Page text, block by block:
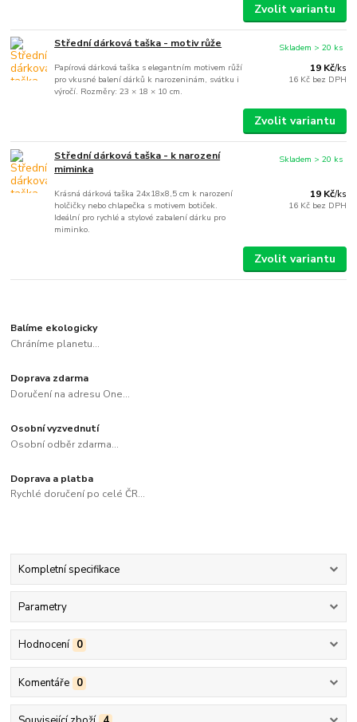
Zvolit variantu
Střední dárková taška - motiv růže
Papírová dárková taška s elegantním motivem růží
pro vkusné balení dárků k narozeninám, svátku i
výročí. Rozměry: 23 × 18 × 10 cm.
19 Kč/ks
16 Kč bez DPH
Skladem > 20 ks
Zvolit variantu
Střední dárková taška - k narození
miminka
Krásná dárková taška 24x18x8,5 cm k narození
holčičky nebo chlapečka s motivem botiček.
Ideální pro rychlé a stylové zabalení dárku pro
miminko.
19 Kč/ks
16 Kč bez DPH
Skladem > 20 ks
Zvolit variantu
Balíme ekologicky
Chráníme planetu...
Doprava zdarma
Doručení na adresu One...
Osobní vyzvednutí
Osobní odběr zdarma...
Doprava a platba
Rychlé doručení po celé ČR...
Kompletní specifikace
Parametry
Hodnocení 0
Komentáře 0